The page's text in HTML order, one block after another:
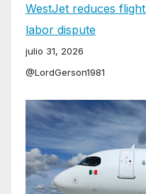
WestJet reduces
labor dispute
julio 31, 2026
@LordGerson1981